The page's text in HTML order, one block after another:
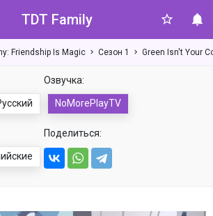
TDT Family
Friendship Is Magic Сезон 1 Green Isn't Your
Озвучка:
NoMorePlayTV
Поделиться: